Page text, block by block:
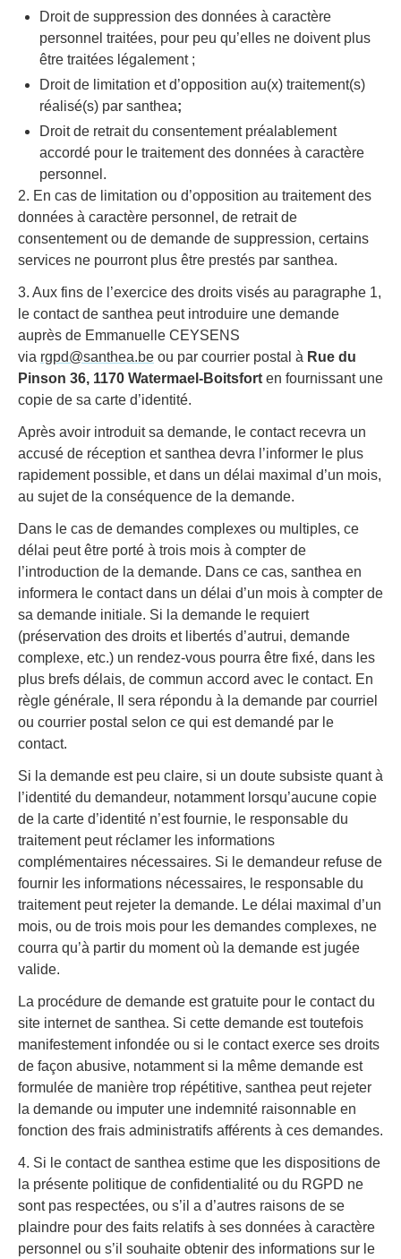
Droit de suppression des données à caractère
personnel traitées, pour peu qu’elles ne doivent plus
être traitées légalement ;
Droit de limitation et d’opposition au(x) traitement(s)
réalisé(s) par santhea;
Droit de retrait du consentement préalablement
accordé pour le traitement des données à caractère
personnel.
2. En cas de limitation ou d’opposition au traitement des
données à caractère personnel, de retrait de
consentement ou de demande de suppression, certains
services ne pourront plus être prestés par santhea.
3. Aux fins de l’exercice des droits visés au paragraphe 1,
le contact de santhea peut introduire une demande
auprès de Emmanuelle CEYSENS
via rgpd@santhea.be ou par courrier postal à Rue du
Pinson 36, 1170 Watermael-Boitsfort en fournissant une
copie de sa carte d’identité.
Après avoir introduit sa demande, le contact recevra un
accusé de réception et santhea devra l’informer le plus
rapidement possible, et dans un délai maximal d’un mois,
au sujet de la conséquence de la demande.
Dans le cas de demandes complexes ou multiples, ce
délai peut être porté à trois mois à compter de
l’introduction de la demande. Dans ce cas, santhea en
informera le contact dans un délai d’un mois à compter de
sa demande initiale. Si la demande le requiert
(préservation des droits et libertés d’autrui, demande
complexe, etc.) un rendez-vous pourra être fixé, dans les
plus brefs délais, de commun accord avec le contact. En
règle générale, Il sera répondu à la demande par courriel
ou courrier postal selon ce qui est demandé par le
contact.
Si la demande est peu claire, si un doute subsiste quant à
l’identité du demandeur, notamment lorsqu’aucune copie
de la carte d’identité n’est fournie, le responsable du
traitement peut réclamer les informations
complémentaires nécessaires. Si le demandeur refuse de
fournir les informations nécessaires, le responsable du
traitement peut rejeter la demande. Le délai maximal d’un
mois, ou de trois mois pour les demandes complexes, ne
courra qu’à partir du moment où la demande est jugée
valide.
La procédure de demande est gratuite pour le contact du
site internet de santhea. Si cette demande est toutefois
manifestement infondée ou si le contact exerce ses droits
de façon abusive, notamment si la même demande est
formulée de manière trop répétitive, santhea peut rejeter
la demande ou imputer une indemnité raisonnable en
fonction des frais administratifs afférents à ces demandes.
4. Si le contact de santhea estime que les dispositions de
la présente politique de confidentialité ou du RGPD ne
sont pas respectées, ou s’il a d’autres raisons de se
plaindre pour des faits relatifs à ses données à caractère
personnel ou s’il souhaite obtenir des informations sur le